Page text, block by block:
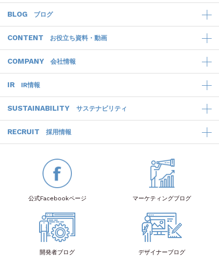
BLOG ブログ
CONTENT お役立ち資料・動画
COMPANY 会社情報
IR IR情報
SUSTAINABILITY サステナビリティ
RECRUIT 採用情報
公式Facebookページ マーケティングブログ
開発者ブログ デザイナーブログ